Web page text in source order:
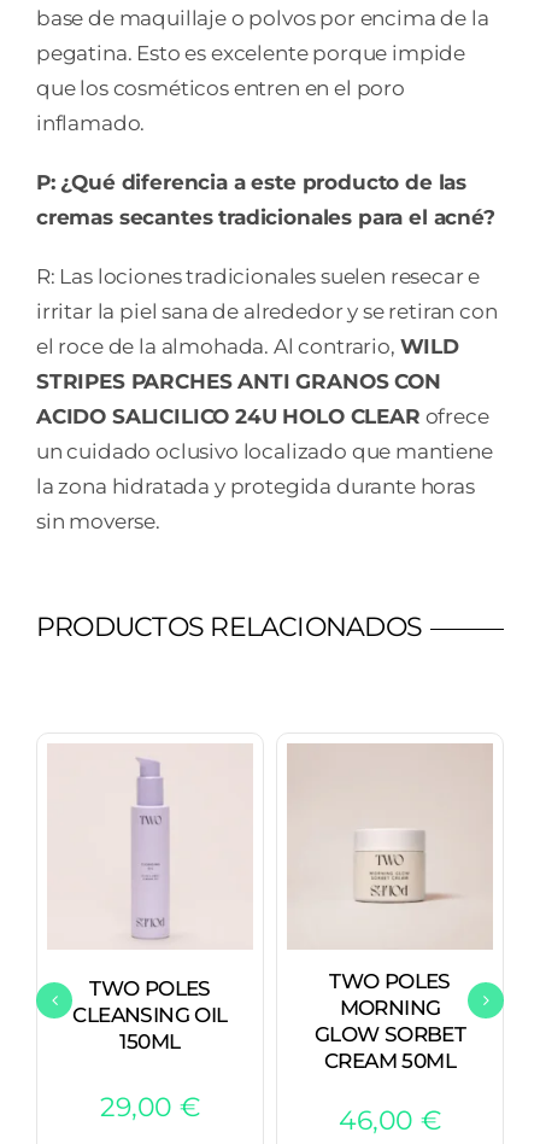
base de maquillaje o polvos por encima de la
pegatina. Esto es excelente porque impide
que los cosméticos entren en el poro
inflamado.
P: ¿Qué diferencia a este producto de las
cremas secantes tradicionales para el acné?
R: Las lociones tradicionales suelen resecar e
irritar la piel sana de alrededor y se retiran con
el roce de la almohada. Al contrario, WILD
STRIPES PARCHES ANTI GRANOS CON
ACIDO SALICILICO 24U HOLO CLEAR ofrece
un cuidado oclusivo localizado que mantiene
la zona hidratada y protegida durante horas
sin moverse.
PRODUCTOS RELACIONADOS
TWO POLES
CLEANSING OIL
150ML
29,00 €
TWO POLES
MORNING
GLOW SORBET
CREAM 50ML
46,00 €